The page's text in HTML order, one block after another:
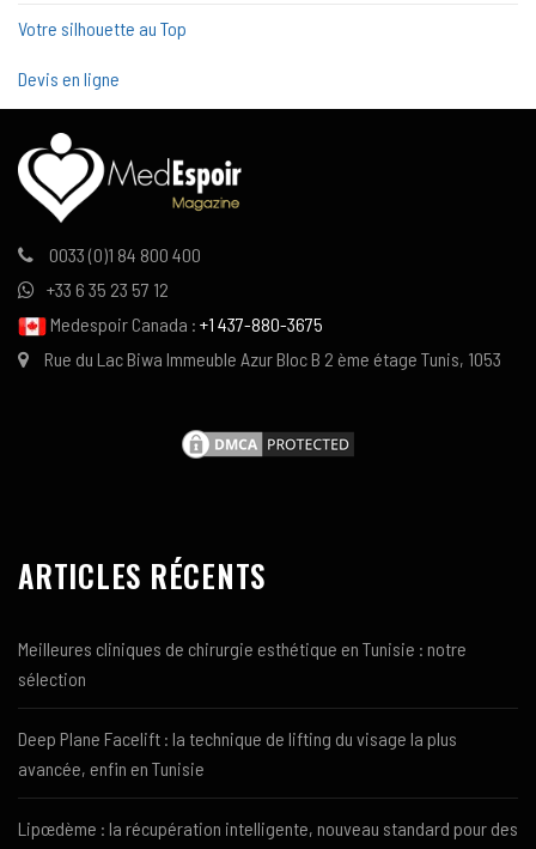
Votre silhouette au Top
Devis en ligne
0033 (0)1 84 800 400
+33 6 35 23 57 12
Medespoir Canada : +1 437-880-3675
Rue du Lac Biwa Immeuble Azur Bloc B 2 ème étage Tunis, 1053
ARTICLES RÉCENTS
Meilleures cliniques de chirurgie esthétique en Tunisie : notre
sélection
Deep Plane Facelift : la technique de lifting du visage la plus
avancée, enfin en Tunisie
Lipœdème : la récupération intelligente, nouveau standard pour des